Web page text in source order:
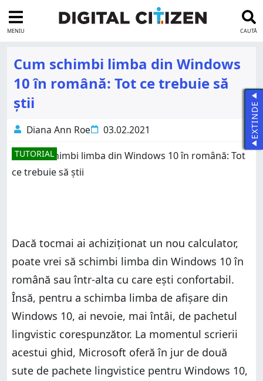
MENIU CAUTĂ
Cum schimbi limba din Windows
10 în română: Tot ce trebuie să
știi
Diana Ann Roe 03.02.2021
TUTORIAL
Dacă tocmai ai achiziționat un nou calculator,
poate vrei să schimbi limba din Windows 10 în
română sau într-alta cu care ești confortabil.
Însă, pentru a schimba limba de afișare din
Windows 10, ai nevoie, mai întâi, de pachetul
lingvistic corespunzător. La momentul scrierii
acestui ghid, Microsoft oferă în jur de două
sute de pachete lingvistice pentru Windows 10,
EXTINDE